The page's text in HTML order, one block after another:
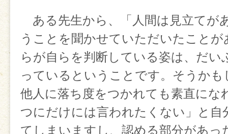
ある先生から、「人間は見立てが
うことを聞かせていただいたことが
らが自らを判断している姿は、だい
っているということです。そうかも
他人に落ち度をつかれても素直にな
つにだけには言われたくない」と自
てしまいますし、認める部分があっ